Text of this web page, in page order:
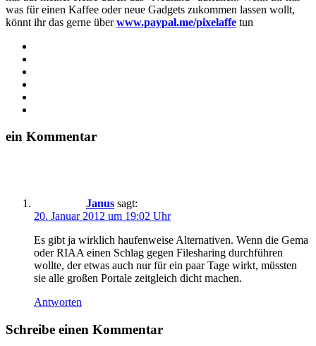
was für einen Kaffee oder neue Gadgets zukommen lassen wollt,
könnt ihr das gerne überwww.paypal.me/pixelaffe tun
ein Kommentar
Janus sagt:
20. Januar 2012 um 19:02 Uhr
Es gibt ja wirklich haufenweise Alternativen. Wenn die Gema
oder RIAA einen Schlag gegen Filesharing durchführen
wollte, der etwas auch nur für ein paar Tage wirkt, müssten
sie alle großen Portale zeitgleich dicht machen.
Antworten
Schreibe einen Kommentar